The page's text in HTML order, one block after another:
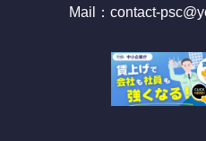
Mail：contact-